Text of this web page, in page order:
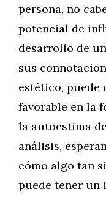
persona, no
potencial de
desarrollo de
sus
estético, puede
favorable en la
la autoestima
análisis,
cómo algo tan
puede tener un